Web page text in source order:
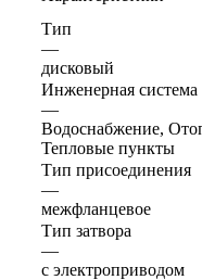
Тип
—
дисковый
Инженерная система
—
Водоснабжение,
Тепловые пункты
Тип присоединения
—
межфланцевое
Тип затвора
—
с электроприводом